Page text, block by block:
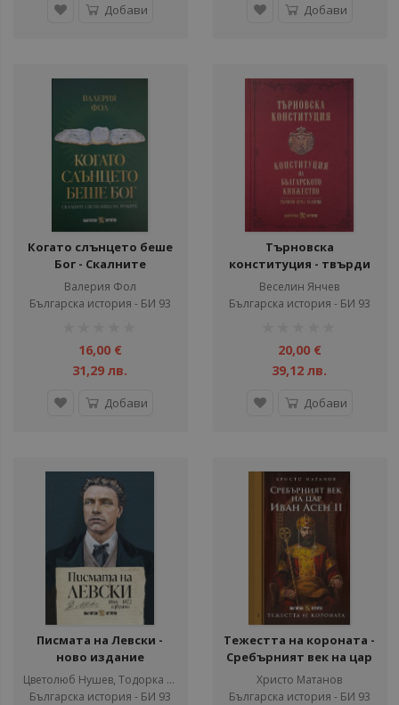
Добави Добави
Когато слънцето беше
Бог - Скалните
светилища на траките
Валерия Фол
Българска история - БИ 93
16,00 €
31,29 лв.
Добави
Търновска
конституция - твърди
корици
Веселин Янчев
Българска история - БИ 93
20,00 €
39,12 лв.
Добави
Писмата на Левски -
ново издание
Цветолюб Нушев, Тодорка Томова
Българска история - БИ 93
Тежестта на короната -
Сребърният век на цар
Иван Асен II
Христо Матанов
Българска история - БИ 93